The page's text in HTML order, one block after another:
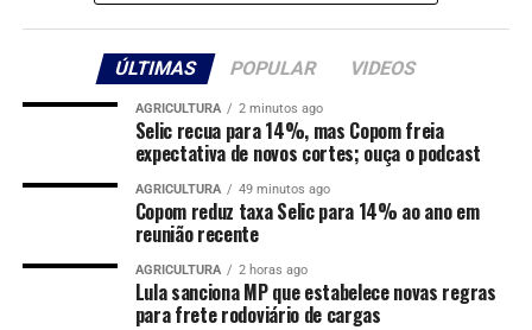
concentra 35,8% das dívidas, seguida pelo grupo entre
41 e 60 anos, com 34,9%.
A pesquisa também mostrou que o desemprego e a
perda de renda estão entre os principais fatores que
levaram ao endividamento. Para 38% dos entrevistados,
as dívidas começaram após dificuldades financeiras
relacionadas à manutenção de despesas básicas, como
alimentação, saúde e pagamento de contas.
ÚLTIMAS POPULAR VIDEOS
AGRICULTURA 2 minutos ago
Selic recua para 14%, mas Copom freia
expectativa de novos cortes; ouça o podcast
AGRICULTURA 49 minutos ago
Copom reduz taxa Selic para 14% ao ano em
reunião recente
AGRICULTURA 2 horas ago
Lula sanciona MP que estabelece novas regras
para frete rodoviário de cargas